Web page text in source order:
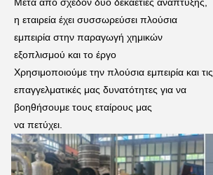
Μετά από σχεδόν δύο δεκαετίες ανάπτυξης,
η εταιρεία έχει συσσωρεύσει πλούσια
εμπειρία στην παραγωγή χημικών
εξοπλισμού και το έργο
Χρησιμοποιούμε την πλούσια εμπειρία και τις
επαγγελματικές μας δυνατότητες για να
βοηθήσουμε τους εταίρους μας
να πετύχει.